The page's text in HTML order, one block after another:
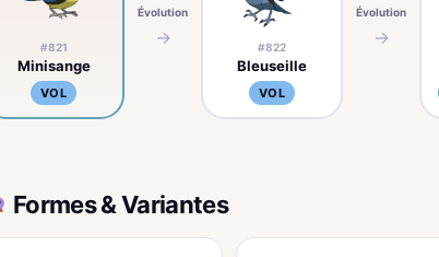
#821
Minisange
VOL
Évolution
→ #822
Bleuseille
VOL
Évolution
→
Formes & Variantes